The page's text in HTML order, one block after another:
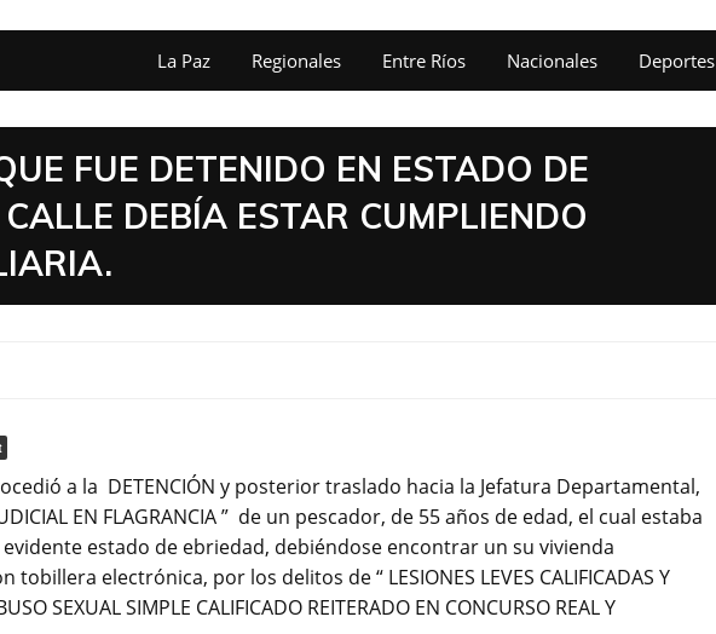
La Paz Regionales Entre Ríos Nacionales Deportes
FUE DETENIDO EN ESTADO DE
DEBÍA ESTAR CUMPLIENDO
a la DETENCIÓN y posterior traslado hacia la Jefatura Departamental,
EN FLAGRANCIA ” de un pescador, de 55 años de edad, el cual estaba
estado de ebriedad, debiéndose encontrar un su vivienda
electrónica, por los delitos de “ LESIONES LEVES CALIFICADAS Y
SEXUAL SIMPLE CALIFICADO REITERADO EN CONCURSO REAL Y